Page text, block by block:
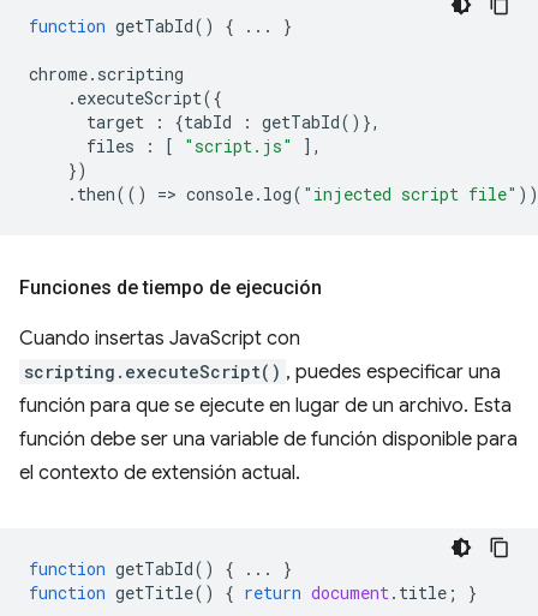
function getTabId() { ... }
chrome. scripting
. executeScript({
target
: {tabId : getTabId()},
files
: [ "script.js"
],
})
. then(() => console. log( "injected script file"
Funciones de tiempo de ejecución
Cuando insertas JavaScript con
scripting.executeScript() , puedes especificar una
función para que se ejecute en lugar de un archivo. Esta
función debe ser una variable de función disponible para
el contexto de extensión actual.
function getTabId() { ...
}
function getTitle() { return document. title ; }